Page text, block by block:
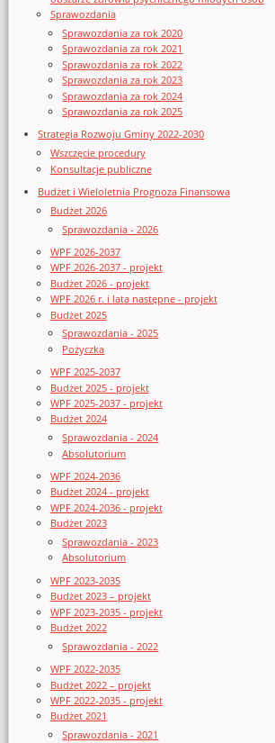
Sprawozdania
Sprawozdania za rok 2020
Sprawozdania za rok 2021
Sprawozdania za rok 2022
Sprawozdania za rok 2023
Sprawozdania za rok 2024
Sprawozdania za rok 2025
Strategia Rozwoju Gminy 2022-2030
Wszczęcie procedury
Konsultacje publiczne
Budżet i Wieloletnia Prognoza Finansowa
Budżet 2026
Sprawozdania - 2026
WPF 2026-2037
WPF 2026-2037 - projekt
Budżet 2026 - projekt
WPF 2026 r. i lata następne - projekt
Budżet 2025
Sprawozdania - 2025
Pożyczka
WPF 2025-2037
Budżet 2025 - projekt
WPF 2025-2037 - projekt
Budżet 2024
Sprawozdania - 2024
Absolutorium
WPF 2024-2036
Budżet 2024 - projekt
WPF 2024-2036 - projekt
Budżet 2023
Sprawozdania - 2023
Absolutorium
WPF 2023-2035
Budżet 2023 – projekt
WPF 2023-2035 - projekt
Budżet 2022
Sprawozdania - 2022
WPF 2022-2035
Budżet 2022 – projekt
WPF 2022-2035 - projekt
Budżet 2021
Sprawozdania - 2021